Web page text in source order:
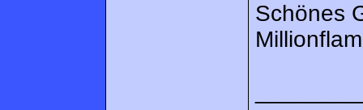
Schönes